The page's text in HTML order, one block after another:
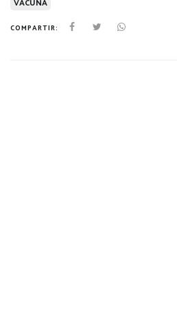
VACUNA
COMPARTIR: